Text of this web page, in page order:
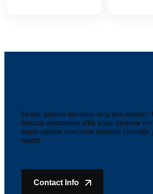
Donec ultrices tincidunt arcu non sodales.
lobortis elementum nibh tellus molestie
turpis egestas maecenas pharetra convallis
morbi.
Contact Info